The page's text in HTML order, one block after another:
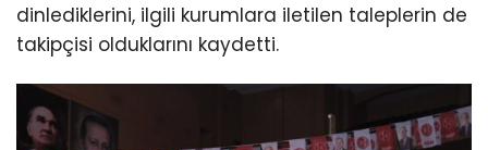
dinlediklerini, ilgili kurumlara iletilen taleplerin de
takipçisi olduklarını kaydetti.